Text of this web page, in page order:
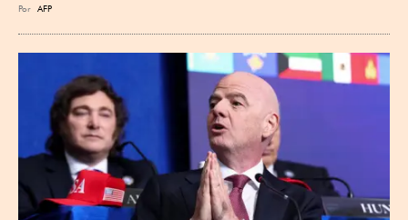
Por AFP